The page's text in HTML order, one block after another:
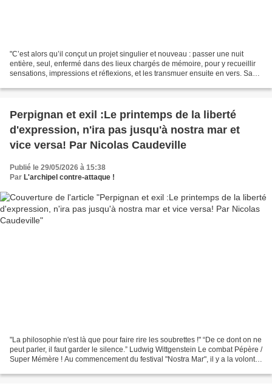
"C’est alors qu’il conçut un projet singulier et nouveau : passer une nuit
entière, seul, enfermé dans des lieux chargés de mémoire, pour y recueillir
sensations, impressions et réflexions, et les transmuer ensuite en vers. Sa
Perpignan et exil :Le printemps de la liberté
d'expression, n'ira pas jusqu'à nostra mar et
vice versa! Par Nicolas Caudeville
Publié le 29/05/2026 à 15:38
Par L'archipel contre-attaque !
"La philosophie n'est là que pour faire rire les soubrettes !" “De ce dont on ne
peut parler, il faut garder le silence.” Ludwig Wittgenstein Le combat Pépère /
Super Mémère ! Au commencement du festival "Nostra Mar", il y a la volonté